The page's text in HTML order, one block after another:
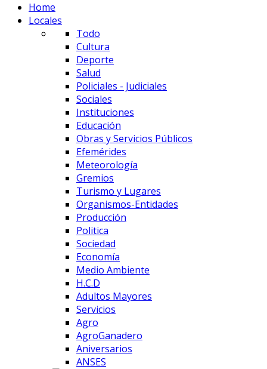
Home
Locales
Todo
Cultura
Deporte
Salud
Policiales - Judiciales
Sociales
Instituciones
Educación
Obras y Servicios Públicos
Efemérides
Meteorología
Gremios
Turismo y Lugares
Organismos-Entidades
Producción
Politica
Sociedad
Economía
Medio Ambiente
H.C.D
Adultos Mayores
Servicios
Agro
AgroGanadero
Aniversarios
ANSES